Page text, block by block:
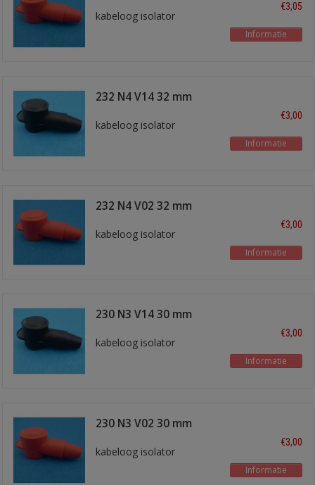
kabeloog isolator
€3,05
Informatie
232 N4 V14 32 mm
kabeloog isolator
€3,00
Informatie
232 N4 V02 32 mm
kabeloog isolator
€3,00
Informatie
230 N3 V14 30 mm
kabeloog isolator
€3,00
Informatie
230 N3 V02 30 mm
kabeloog isolator
€3,00
Informatie